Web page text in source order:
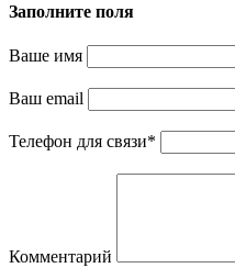
Заполните поля
Ваше имя
Ваш email
Телефон для связи*
Комментарий